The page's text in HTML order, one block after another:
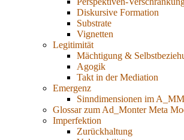
Diskursive Formation
Substrate
Vignetten
Legitimität
Mächtigung &
Agogik
Takt in der Mediation
Emergenz
Sinndimensionen im
Glossar zum Ad_Monter Meta
Imperfektion
Zurückhaltung